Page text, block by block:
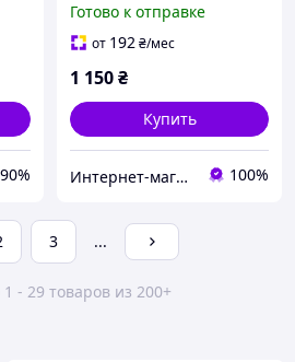
90%
экземы Цитопсор и Омега
-3 100 капсул
Готово к отправке
от 192₴/мес
1 150₴
Купить
Интернет-магазин Елена 100%
3 ...
- 29 товаров из 200+